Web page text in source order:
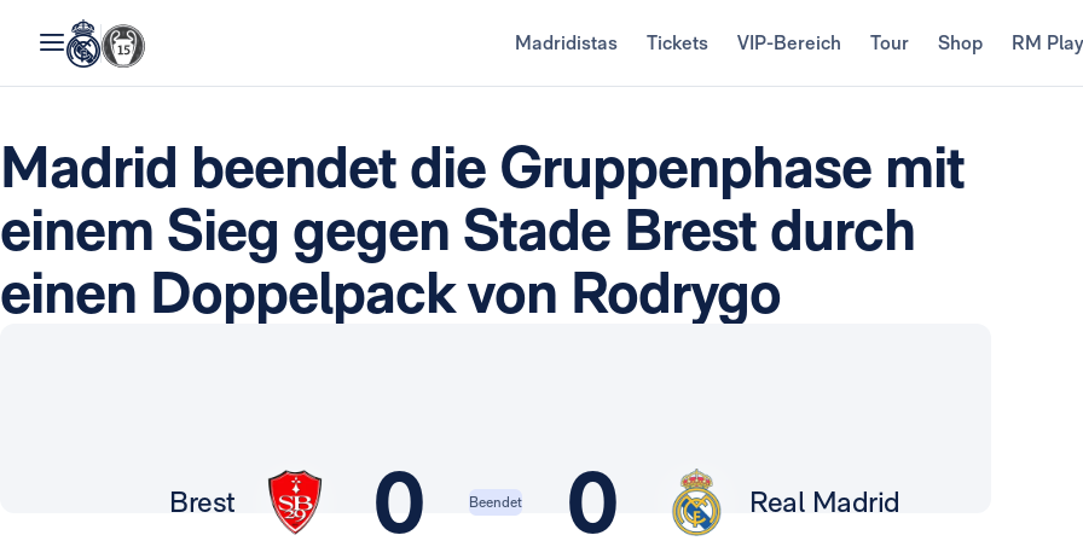
Madridistas Tickets VIP-Bereich Tour Shop RM Play
Madrid beendet die Gruppenphase mit
einem Sieg gegen Stade Brest durch
einen Doppelpack von Rodrygo
0 0
Brest Beendet Real Madrid